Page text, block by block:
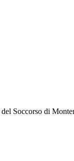
Soccorso di